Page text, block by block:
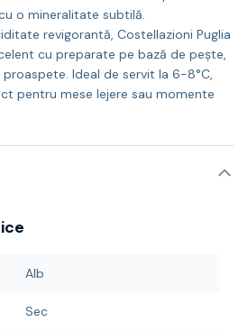
o mineralitate subtilă.
revigorantă, Costellazioni Puglia
cu preparate pe bază de pește,
Ideal de servit la 6-8°C,
pentru mese lejere sau momente
Alb
Sec